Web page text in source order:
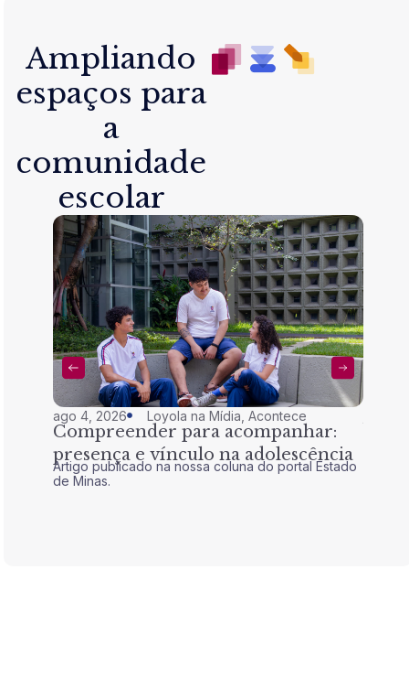
Ampliando
espaços para
a
comunidade
escolar
ago 4, 2026 Loyola na Mídia ,Acontece
Compreender para acompanhar:
presença e vínculo na adolescência
Artigo publicado na nossa coluna do portal Estado
de Minas.